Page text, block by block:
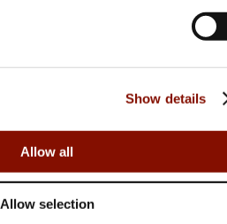
Show details
Allow all
Allow selection